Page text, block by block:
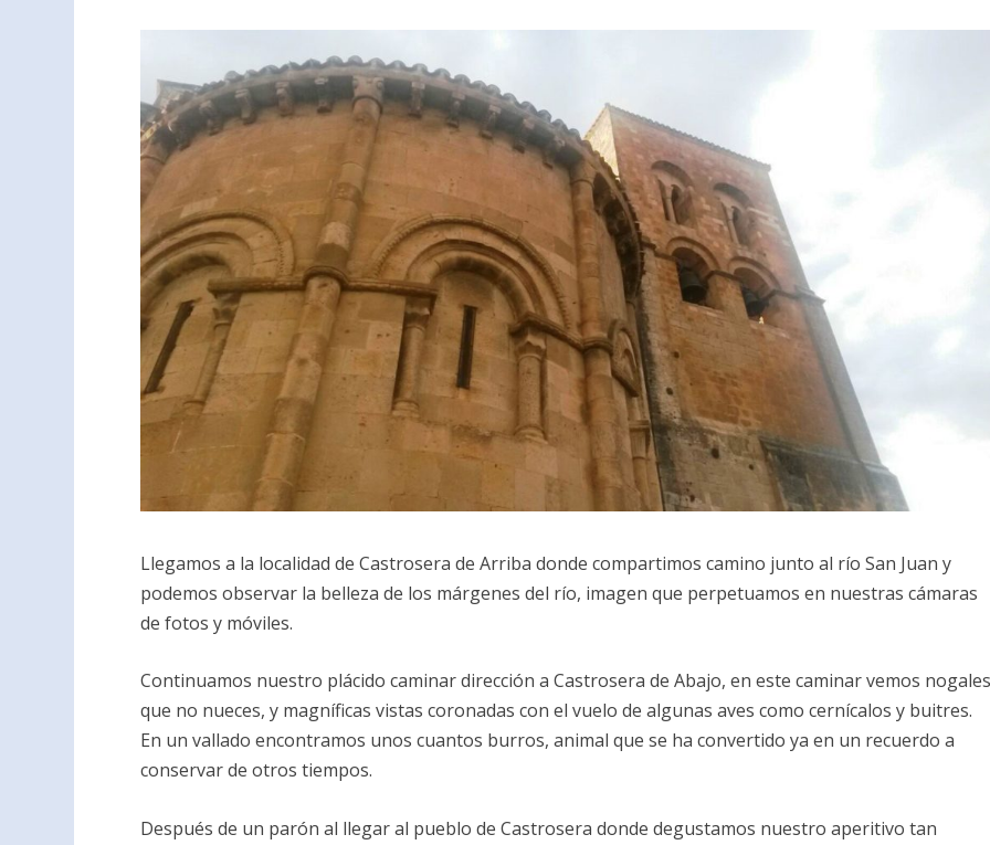
Llegamos a la localidad de Castrosera de Arriba donde compartimos camino junto al río San Juan y
podemos observar la belleza de los márgenes del río, imagen que perpetuamos en nuestras cámaras
de fotos y móviles.
Continuamos nuestro plácido caminar dirección a Castrosera de Abajo, en este caminar vemos
que no nueces, y magníficas vistas coronadas con el vuelo de algunas aves como cernícalos y buitres.
En un vallado encontramos unos cuantos burros, animal que se ha convertido ya en un recuerdo a
conservar de otros tiempos.
Después de un parón al llegar al pueblo de Castrosera donde degustamos nuestro aperitivo tan